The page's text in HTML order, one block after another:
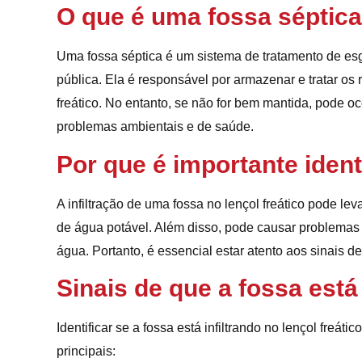
O que é uma fossa
Uma fossa séptica é um sistema de tratamento de
pública. Ela é responsável por armazenar e tratar
freático. No entanto, se não for bem mantida, pode
problemas ambientais e de saúde.
Por que é importante
A infiltração de uma fossa no lençol freático pode
de água potável. Além disso, pode causar
água. Portanto, é essencial estar atento aos sinais
Sinais de que a fossa
Identificar se a fossa está infiltrando no lençol
principais: